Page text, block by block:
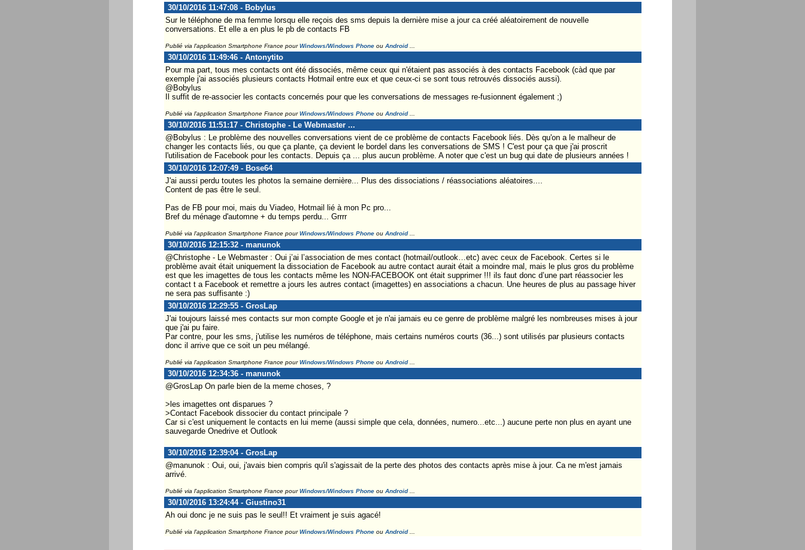
30/10/2016 11:47:08 - Bobylus
Sur le téléphone de ma femme lorsqu elle reçois des sms depuis la dernière mise a jour ca créé aléatoirement de nouvelle
conversations. Et elle a en plus le pb de contacts FB
Publié via l'application Smartphone France pourWindows/Windows Phoneou Android...
30/10/2016 11:49:46 - Antonytito
Pour ma part, tous mes contacts ont été dissociés, même ceux qui n'étaient pas associés à des contacts Facebook (càd que par
exemple j'ai associés plusieurs contacts Hotmail entre eux et que ceux-ci se sont tous retrouvés dissociés aussi).
@Bobylus
Il suffit de re-associer les contacts concernés pour que les conversations de messages re-fusionnent également ;)
Publié via l'application Smartphone France pourWindows/Windows Phoneou Android...
30/10/2016 11:51:17 - Christophe - Le Webmaster ...
@Bobylus : Le problème des nouvelles conversations vient de ce problème de contacts Facebook liés. Dès qu'on a le malheur de
changer les contacts liés, ou que ça plante, ça devient le bordel dans les conversations de SMS ! C'est pour ça que j'ai proscrit
l'utilisation de Facebook pour les contacts. Depuis ça ... plus aucun problème. A noter que c'est un bug qui date de plusieurs années !
30/10/2016 12:07:49 - Bose64
J'ai aussi perdu toutes les photos la semaine dernière... Plus des dissociations / réassociations aléatoires....
Content de pas être le seul.
Pas de FB pour moi, mais du Viadeo, Hotmail lié à mon Pc pro...
Bref du ménage d'automne + du temps perdu... Grrrr
Publié via l'application Smartphone France pourWindows/Windows Phoneou Android...
30/10/2016 12:15:32 - manunok
@Christophe - Le Webmaster : Oui j’ai l’association de mes contact (hotmail/outlook…etc) avec ceux de Facebook. Certes si le
problème avait était uniquement la dissociation de Facebook au autre contact aurait était a moindre mal, mais le plus gros du problème
est que les imagettes de tous les contacts même les NON-FACEBOOK ont était supprimer !!! ils faut donc d’une part réassocier les
contact t a Facebook et remettre a jours les autres contact (imagettes) en associations a chacun. Une heures de plus au passage hiver
ne sera pas suffisante :)
30/10/2016 12:29:55 - GrosLap
J'ai toujours laissé mes contacts sur mon compte Google et je n'ai jamais eu ce genre de problème malgré les nombreuses mises à jour
que j'ai pu faire.
Par contre, pour les sms, j'utilise les numéros de téléphone, mais certains numéros courts (36...) sont utilisés par plusieurs contacts
donc il arrive que ce soit un peu mélangé.
Publié via l'application Smartphone France pourWindows/Windows Phoneou Android...
30/10/2016 12:34:36 - manunok
@GrosLap On parle bien de la meme choses, ?
>les imagettes ont disparues ?
>Contact Facebook dissocier du contact principale ?
Car si c'est uniquement le contacts en lui meme (aussi simple que cela, données, numero...etc...) aucune perte non plus en ayant une
sauvegarde Onedrive et Outlook
30/10/2016 12:39:04 - GrosLap
@manunok : Oui, oui, j'avais bien compris qu'il s'agissait de la perte des photos des contacts après mise à jour. Ca ne m'est jamais
arrivé.
Publié via l'application Smartphone France pourWindows/Windows Phoneou Android...
30/10/2016 13:24:44 - Giustino31
Ah oui donc je ne suis pas le seul!! Et vraiment je suis agacé!
Publié via l'application Smartphone France pourWindows/Windows Phoneou Android...